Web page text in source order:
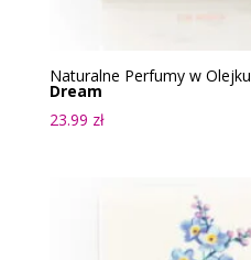
Naturalne Perfumy w Olejku
Dream
23.99 zł